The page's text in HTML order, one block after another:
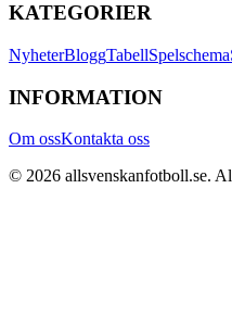
KATEGORIER
NyheterBloggTabellSpelschema
INFORMATION
Om ossKontakta oss
© 2026 allsvenskanfotboll.se.